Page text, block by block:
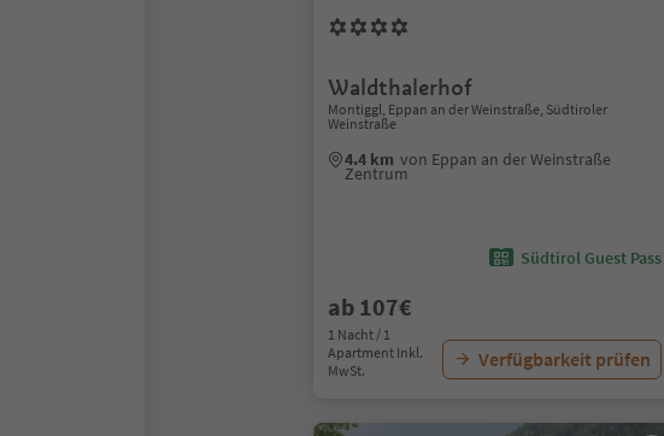
Waldthalerhof
Montiggl, Eppan an der Weinstraße, Südtiroler
Weinstraße
4.4 km von Eppan an der Weinstraße
Zentrum
Südtirol Guest Pass
ab 107€
1 Nacht / 1
Apartment Inkl.
MwSt.
Verfügbarkeit prüfen